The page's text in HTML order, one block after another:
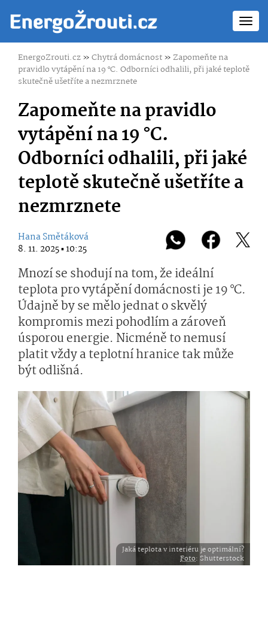
EnergoZrouti.cz»Chytrá domácnost»Zapomeňte na
pravidlo vytápění na 19 °C. Odborníci odhalili, při jaké teplotě
skutečně ušetříte a nezmrznete
Zapomeňte na pravidlo
vytápění na 19 °C.
Odborníci odhalili, při jaké
teplotě skutečně ušetříte a
nezmrznete
Hana Smětáková
8. 11. 2025 ▪ 10:25
Mnozí se shodují na tom, že ideální
teplota pro vytápění domácnosti je 19 °C.
Údajně by se mělo jednat o skvělý
kompromis mezi pohodlím a zároveň
úsporou energie. Nicméně to nemusí
platit vždy a teplotní hranice tak může
být odlišná.
Jaká teplota v interiéru je optimální?
Foto: Shutterstock